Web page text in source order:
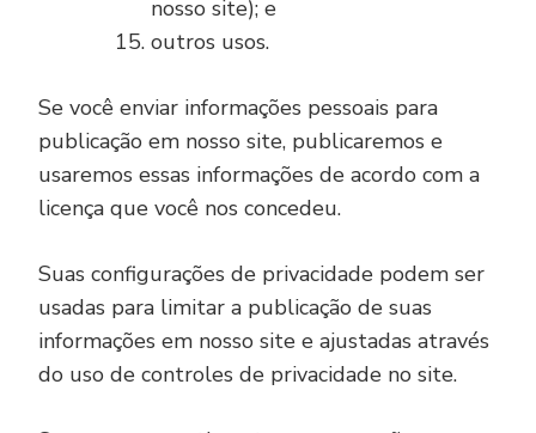
nosso site); e
outros usos.
Se você enviar informações pessoais para
publicação em nosso site, publicaremos e
usaremos essas informações de acordo com a
licença que você nos concedeu.
Suas configurações de privacidade podem ser
usadas para limitar a publicação de suas
informações em nosso site e ajustadas através
do uso de controles de privacidade no site.